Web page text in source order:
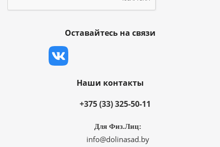
Оставайтесь на связи
Наши контакты
+375 (33) 325-50-11
Для Физ.Лиц:
info@dolinasad.by